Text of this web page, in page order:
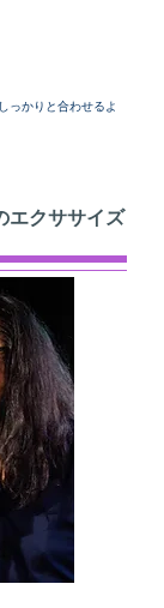
っかりと合わせるよ
エクササイズ